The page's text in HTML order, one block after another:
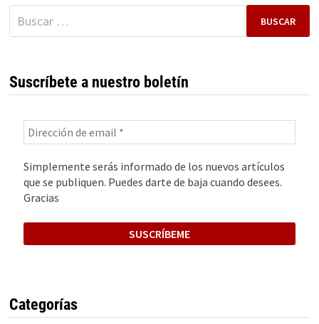
Buscar:
Suscríbete a nuestro boletín
Simplemente serás informado de los nuevos artículos
que se publiquen. Puedes darte de baja cuando desees.
Gracias
Categorías